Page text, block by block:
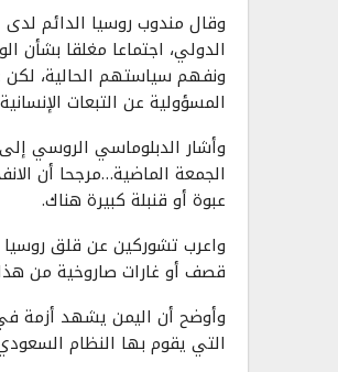
وقال مندوب روسيا الدائم
الدولي، اجتماعا مغلقا بشأن
ونفهم سياستهم الحالية،
المسؤولية عن التبعات
وأشار الدبلوماسي الروسي
عبوة أو قنبلة كبيرة هناك.
واعرب تشوركين عن قلق روسيا
قصف أو غارات صاروخية من
وأوضح أن اليمن يشهد أزمة في
التي يقوم بها النظام